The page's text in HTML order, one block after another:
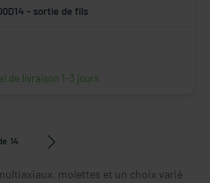
- sortie de fils
de livraison 1-3 jours
14
molettes et un choix varié